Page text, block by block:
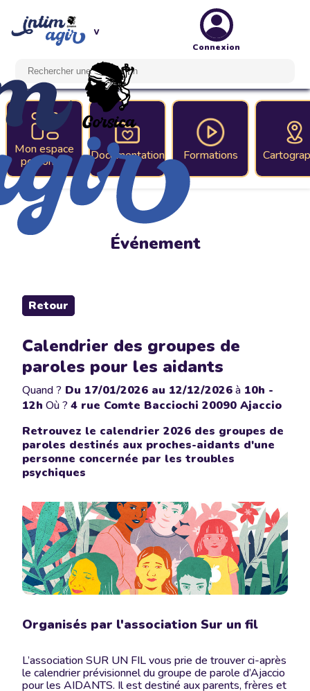
Connexion
Mon espace
personnel
Documentation Formations
Événement
Retour
Calendrier des groupes de
paroles pour les aidants
Quand ? Du 17/01/2026 au 12/12/2026à 10h -
12h Où ?4 rue Comte Bacciochi 20090 Ajaccio
Retrouvez le calendrier 2026 des groupes de
paroles destinés aux proches-aidants d'une
personne concernée par les troubles
psychiques
Organisés par l'association Sur un fil
L’association SUR UN FIL vous prie de trouver ci-après
le calendrier prévisionnel du groupe de parole d’Ajaccio
pour les AIDANTS. Il est destiné aux parents, frères et